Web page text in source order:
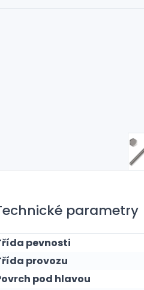
parametry
pevnosti
provozu
pod hlavou